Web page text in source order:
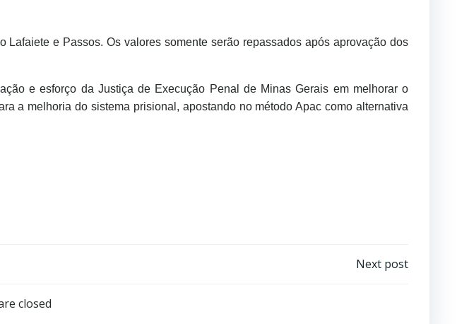
e Passos. Os valores somente serão repassados após aprovação dos
e esforço da Justiça de Execução Penal de Minas Gerais em melhorar o
a melhoria do sistema prisional, apostando no método Apac como alternativa
Next post
closed